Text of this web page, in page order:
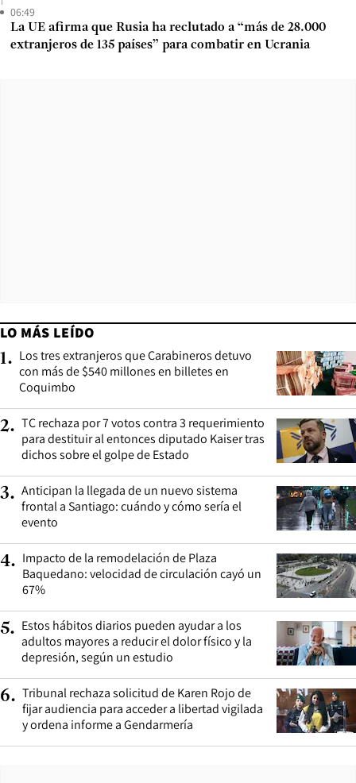
06:49
La UE afirma que Rusia ha reclutado a “más de 28.000
extranjeros de 135 países” para combatir en Ucrania
LO MÁS LEÍDO
1. Los tres extranjeros que Carabineros detuvo
con más de $540 millones en billetes en
Coquimbo
2. TC rechaza por 7 votos contra 3 requerimiento
para destituir al entonces diputado Kaiser tras
dichos sobre el golpe de Estado
3. Anticipan la llegada de un nuevo sistema
frontal a Santiago: cuándo y cómo sería el
evento
4. Impacto de la remodelación de Plaza
Baquedano: velocidad de circulación cayó un
67%
5. Estos hábitos diarios pueden ayudar a los
adultos mayores a reducir el dolor físico y la
depresión, según un estudio
6. Tribunal rechaza solicitud de Karen Rojo de
fijar audiencia para acceder a libertad vigilada
y ordena informe a Gendarmería